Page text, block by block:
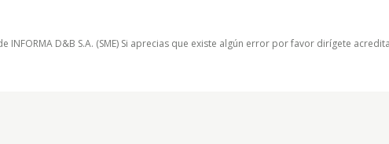
D&B S.A. (SME) Si aprecias que existe algún error por favor dirígete